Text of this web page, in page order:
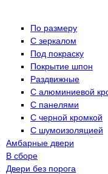
По размеру
C зеркалом
Под покраску
Покрытие шпон
Раздвижные
С алюминиевой
С панелями
С черной кромкой
С шумоизоляцией
Амбарные двери
В сборе
Двери без порога